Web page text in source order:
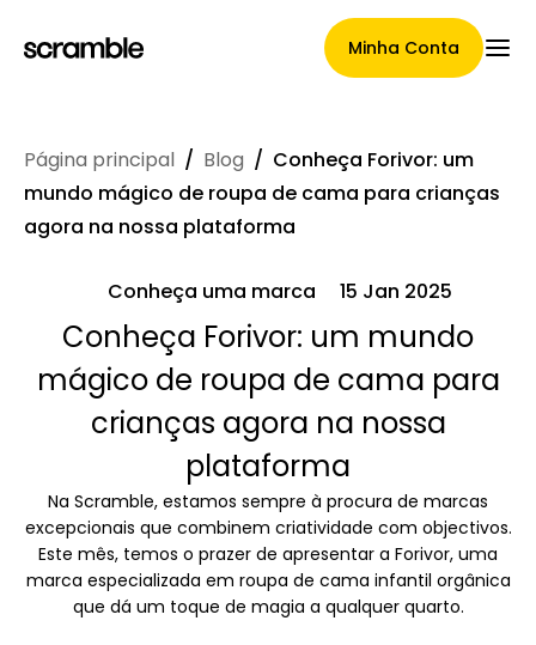
Minha Conta
Página Principal
Termos de cessão de
reclamações
Galeria de Marcas
Seleção de Marca
Página principal / Blog / Conheça Forivor: um
mundo mágico de roupa de cama para crianças
agora na nossa plataforma
Conheça uma marca 15 Jan 2025
Conheça Forivor: um mundo
mágico de roupa de cama para
crianças agora na nossa
plataforma
Na Scramble, estamos sempre à procura de marcas
excepcionais que combinem criatividade com objectivos.
Este mês, temos o prazer de apresentar a Forivor, uma
marca especializada em roupa de cama infantil orgânica
que dá um toque de magia a qualquer quarto.